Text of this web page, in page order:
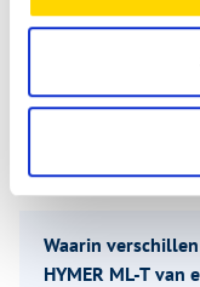
uitrusting en
Waarin
HYMER ML-T van